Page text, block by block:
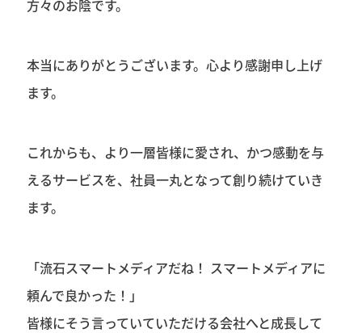
方々のお陰です。
本当にありがとうございます。心より感謝申し上げ
ます。
これからも、より一層皆様に愛され、かつ感動を与
えるサービスを、社員一丸となって創り続けていき
ます。
「流石スマートメディアだね！ スマートメディアに
頼んで良かった！」
皆様にそう言っていていただける会社へと成長して